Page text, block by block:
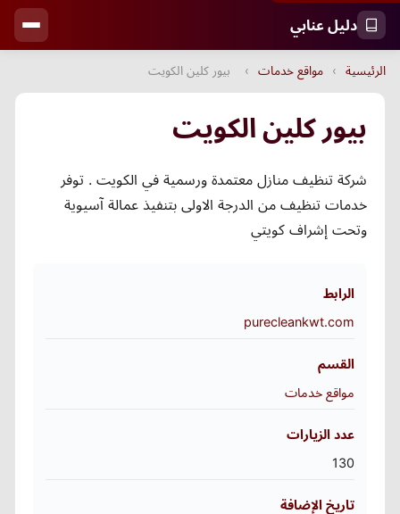
دليل عنابي
الرئيسية › مواقع خدمات › بيور كلين الكويت
بيور كلين الكويت
شركة تنظيف منازل معتمدة ورسمية في الكويت . توفر
خدمات تنظيف من الدرجة الاولى بتنفيذ عمالة آسيوية
وتحت إشراف كويتي
الرابط
purecleankwt.com
القسم
مواقع خدمات
عدد الزيارات
130
تاريخ الإضافة